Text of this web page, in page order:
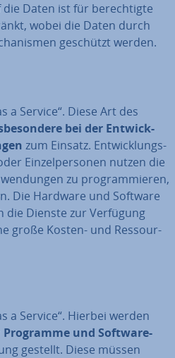
Daten ist für be­rech­tig­te
wobei die Daten durch
geschützt werden.
a Service“. Diese Art des
bei der Ent­wick­
zum Einsatz. Ent­wick­lungs-
Ein­zel­per­so­nen nutzen die
zu pro­gram­mie­ren,
Die Hardware und Software
Dienste zur Verfügung
große Kosten- und Res­sour­
a Service“. Hierbei werden
Programme und Software-
gestellt. Diese müssen